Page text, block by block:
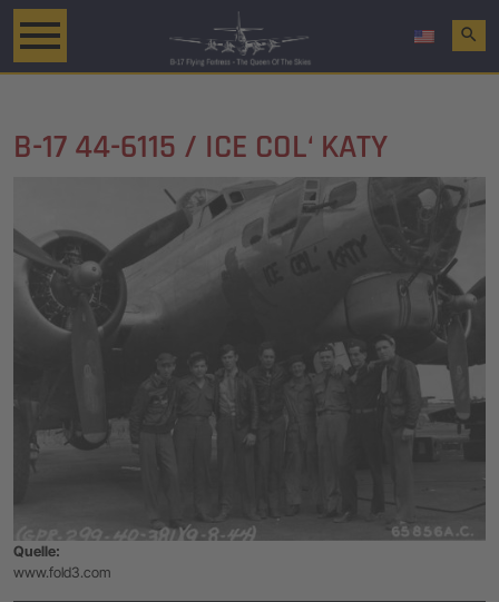
search
B-17 44-6115 / ICE COL‘ KATY
Quelle:
www.fold3.com